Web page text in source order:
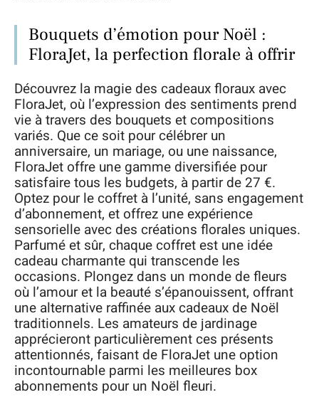
Bouquets d’émotion pour Noël :
FloraJet, la perfection florale à offrir
Découvrez la magie des cadeaux floraux avec
FloraJet, où l’expression des sentiments prend
vie à travers des bouquets et compositions
variés. Que ce soit pour célébrer un
anniversaire, un mariage, ou une naissance,
FloraJet offre une gamme diversifiée pour
satisfaire tous les budgets, à partir de 27 €.
Optez pour le coffret à l’unité, sans engagement
d’abonnement, et offrez une expérience
sensorielle avec des créations florales uniques.
Parfumé et sûr, chaque coffret est une idée
cadeau charmante qui transcende les
occasions. Plongez dans un monde de fleurs
où l’amour et la beauté s’épanouissent, offrant
une alternative raffinée aux cadeaux de Noël
traditionnels. Les amateurs de jardinage
apprécieront particulièrement ces présents
attentionnés, faisant de FloraJet une option
incontournable parmi les meilleures box
abonnements pour un Noël fleuri.